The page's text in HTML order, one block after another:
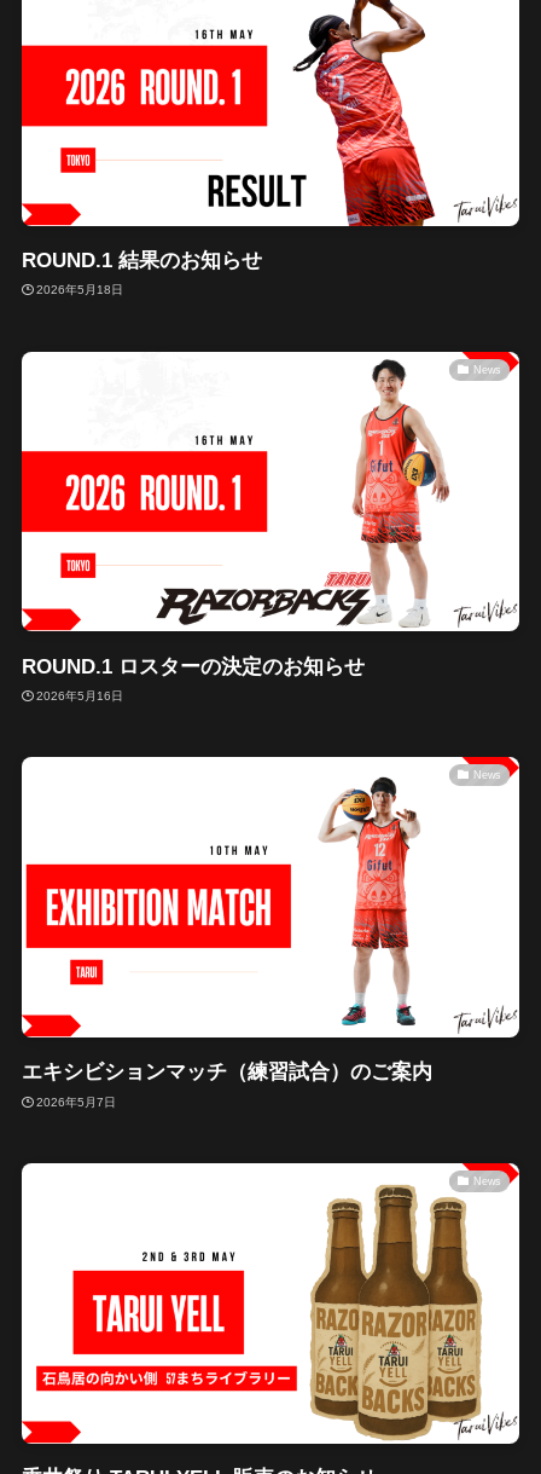
ROUND.1 結果のお知らせ
2026年5月18日
News
ROUND.1 ロスターの決定のお知らせ
2026年5月16日
News
エキシビションマッチ（練習試合）のご案内
2026年5月7日
News